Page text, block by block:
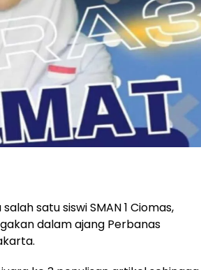
satu siswi SMAN 1 Ciomas,
dalam ajang Perbanas